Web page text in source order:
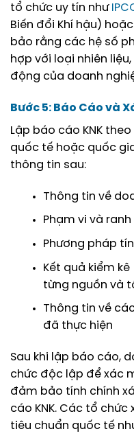
tổ chức uy tín như
Biến đổi Khí hậu)
bảo rằng các hệ số
hợp với loại nhiên
động của doanh
Bước 5: Báo Cáo và
Lập báo cáo KNK
quốc tế hoặc quốc
thông tin sau:
Thông tin về
Phạm vi và
Phương pháp
Kết quả kiểm
từng nguồn và
Thông tin về
đã thực hiện
Sau khi lập báo cáo,
chức độc lập để xác
đảm bảo tính chính
cáo KNK. Các tổ
tiêu chuẩn quốc tế